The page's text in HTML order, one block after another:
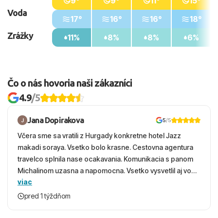
Voda
Zrážky
17°
11%
16°
8%
16°
8%
18°
6%
Čo o nás hovoria naši zákazníci
4.9/5
Jana Dopirakova 5/5
Včera sme sa vratili z Hurgady konkretne hotel Jazz
makadi soraya. Vsetko bolo krasne. Cestovna agentura
travelco splnila nase ocakavania. Komunikacia s panom
Michalinom uzasna a napomocna. Vsetko vysvetlil aj vo
vecernych hodinach zaco sa ospravedlnujem. Hotel
krasny, cisty. Sluzby top. Strava, prostredie, more,
viac
pred 1 týždňom